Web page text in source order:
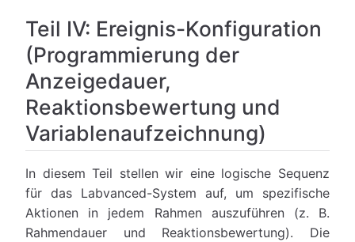
Teil IV: Ereignis-Konfiguration
(Programmierung der
Anzeigedauer,
Reaktionsbewertung und
Variablenaufzeichnung)
In diesem Teil stellen wir eine logische Sequenz
für das Labvanced-System auf, um spezifische
Aktionen in jedem Rahmen auszuführen (z. B.
Rahmendauer und Reaktionsbewertung). Die